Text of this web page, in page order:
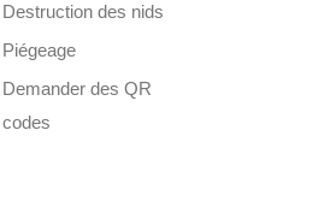
Destruction des nids
Piégeage
Demander des QR
codes